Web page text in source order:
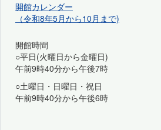
開館カレンダー
（令和8年5月から10月まで)
開館時間
○平日(火曜日から金曜日)
午前9時40分から午後7時
○土曜日・日曜日・祝日
午前9時40分から午後6時